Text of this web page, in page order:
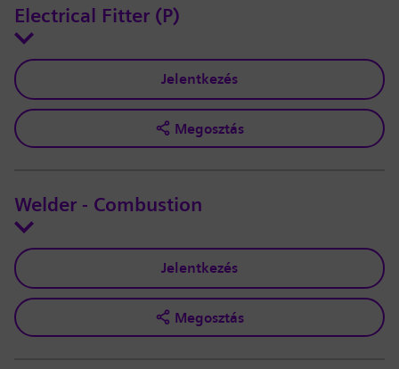
Electrical Fitter (P)
Jelentkezés
Megosztás
Welder - Combustion
Jelentkezés
Megosztás